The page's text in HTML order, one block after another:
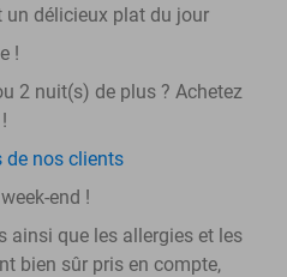
un délicieux plat du jour
!
2 nuit(s) de plus ? Achetez
de nos clients
end !
ainsi que les allergies et les
bien sûr pris en compte,